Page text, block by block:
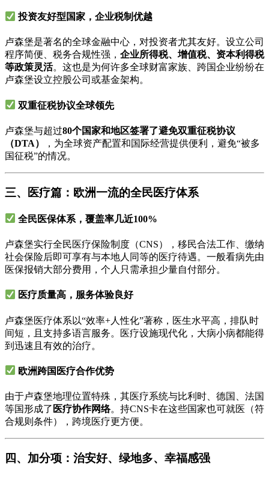
投资友好型国家，企业税制优越
卢森堡是著名的全球金融中心，对投资者尤其友好。设立公司
程序简便、税务合规性强， 企业所得税、增值税、资本利得税
等政策灵活。这也是为何许多全球财富家族、跨国企业纷纷在
卢森堡设立控股公司或基金架构。
双重征税协议全球领先
卢森堡与超过80个国家和地区签署了避免双重征税协议
（DTA）
，为全球资产配置和国际经营提供便利，避免“被多
国征税”的情况。
三、医疗篇：欧洲一流的全民医疗体系
全民医保体系，覆盖率几近100%
卢森堡实行全民医疗保险制度（CNS），移民合法工作、缴纳
社会保险后即可享有与本地人同等的医疗待遇。一般看病先由
医保报销大部分费用，个人只需承担少量自付部分。
医疗质量高，服务体验良好
卢森堡医疗体系以“效率+人性化”著称，医生水平高，排队时
间短，且支持多语言服务。医疗设施现代化，大病小病都能得
到迅速且有效的治疗。
欧洲跨国医疗合作优势
由于卢森堡地理位置特殊，其医疗系统与比利时、德国、法国
等国形成了 医疗协作网络。持CNS卡在这些国家也可就医（符
合规则条件），跨境医疗更方便。
四、加分项：治安好、绿地多、幸福感强